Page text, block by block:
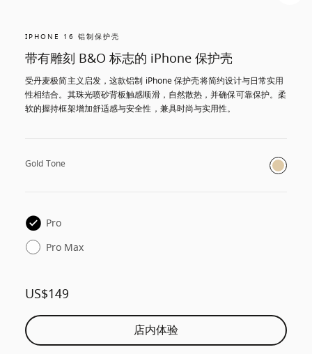
IPHONE 16 铝制保护壳
带有雕刻 B&O 标志的 iPhone 保护壳
受丹麦极简主义启发，这款铝制 iPhone 保护壳将简约设计与日常实用
性相结合。其珠光喷砂背板触感顺滑，自然散热，并确保可靠保护。柔
软的握持框架增加舒适感与安全性，兼具时尚与实用性。
Gold Tone
Pro
Pro Max
US$149
店内体验